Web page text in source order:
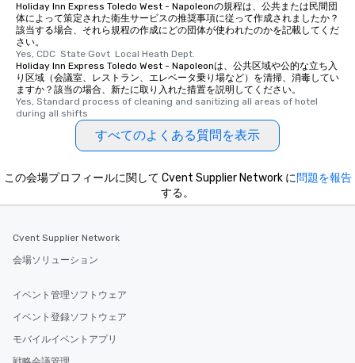
Holiday Inn Express Toledo West - Napoleonの規程は、公共または民間団
体によって策定された衛生サービスの推奨事項に従って作成されましたか？
該当する場合、それら規程の作成にどの団体が使われたのかを記載してくだ
さい。
Yes, CDC  State Govt  Local Heath Dept.
Holiday Inn Express Toledo West - Napoleonは、公共区域や公的な立ち入
り区域（会議室、レストラン、エレベータ乗り場など）を清掃、消毒してい
ますか？該当の場合、新たに取り入れた措置を説明してください。
Yes, Standard process of cleaning and sanitizing all areas of hotel
during all shifts
すべてのよくある質問を表示
この会場プロフィールに関して Cvent Supplier Network に問題を報告
する。
Cvent Supplier Network
会場ソリューション
イベント管理ソフトウェア
イベント登録ソフトウェア
モバイルイベントアプリ